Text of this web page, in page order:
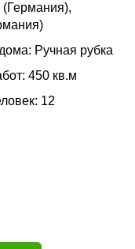
(Германия),
Ручная рубка
450 кв.м
12